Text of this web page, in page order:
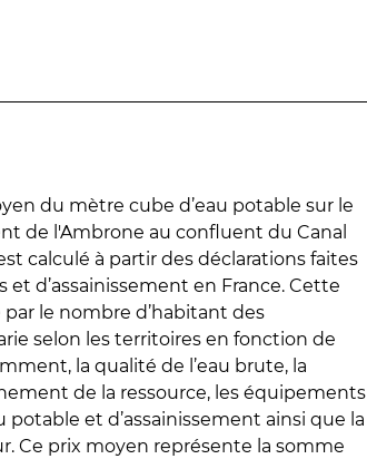
du mètre cube d’eau potable sur le
de l'Ambrone au confluent du Canal
calculé à partir des déclarations faites
et d’assainissement en France. Cette
le nombre d’habitant des
selon les territoires en fonction de
la qualité de l’eau brute, la
de la ressource, les équipements
potable et d’assainissement ainsi que la
Ce prix moyen représente la somme